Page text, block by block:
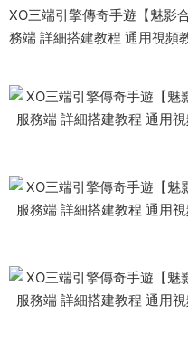
XO三端引擎傳奇手遊【魅影
務端 詳細搭建教程 通用視頻